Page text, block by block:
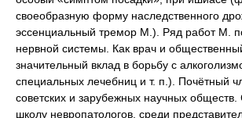
своеобразную форму наследственного
эссенциальный тремор М.). Ряд работ М.
нервной системы. Как врач и
значительный вклад в борьбу с
специальных лечебниц и т. п.). Почётный
советских и зарубежных научных
школу невропатологов, среди